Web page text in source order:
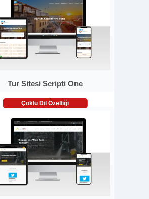
Tur Sitesi Scripti One
Çoklu Dil Özelliği